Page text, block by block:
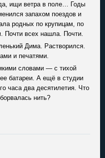
ищи ветра в поле… Годы
запахом поездов и
родных по крупицам, по
Почти всех нашла. Почти.
Дима. Растворился.
и печатями.
словами — с тихой
батареи. А ещё в студии
часа два десятилетия. Что
нить?